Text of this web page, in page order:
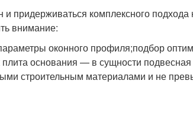
и придерживаться комплексного
внимание:
оконного профиля;подбор
плита основания — в сущности
строительным материалами и не